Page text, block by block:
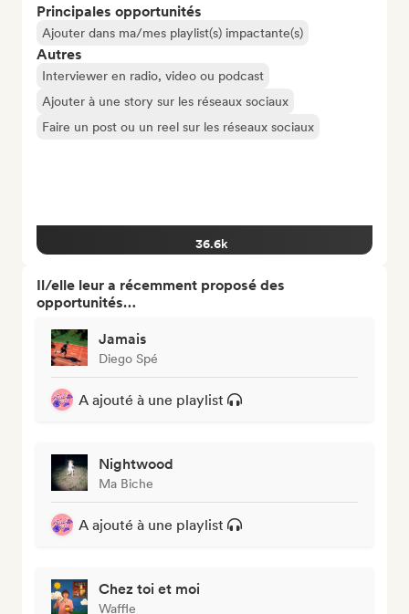
Principales opportunités
Ajouter dans ma/mes playlist(s) impactante(s)
Autres
Interviewer en radio, video ou podcast
Ajouter à une story sur les réseaux sociaux
Faire un post ou un reel sur les réseaux sociaux
36.6k
Il/elle leur a récemment proposé des
opportunités…
Jamais
Diego Spé
A ajouté à une playlist
Nightwood
Ma Biche
A ajouté à une playlist
Chez toi et moi
Waffle